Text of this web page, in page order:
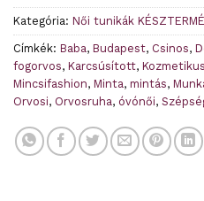
Kategória: Női tunikák
Címkék: Baba, Budapest, Csinos,
fogorvos, Karcsúsított, Kozmetikus
Mincsifashion, Minta, mintás,
Orvosi, Orvosruha, óvónői,